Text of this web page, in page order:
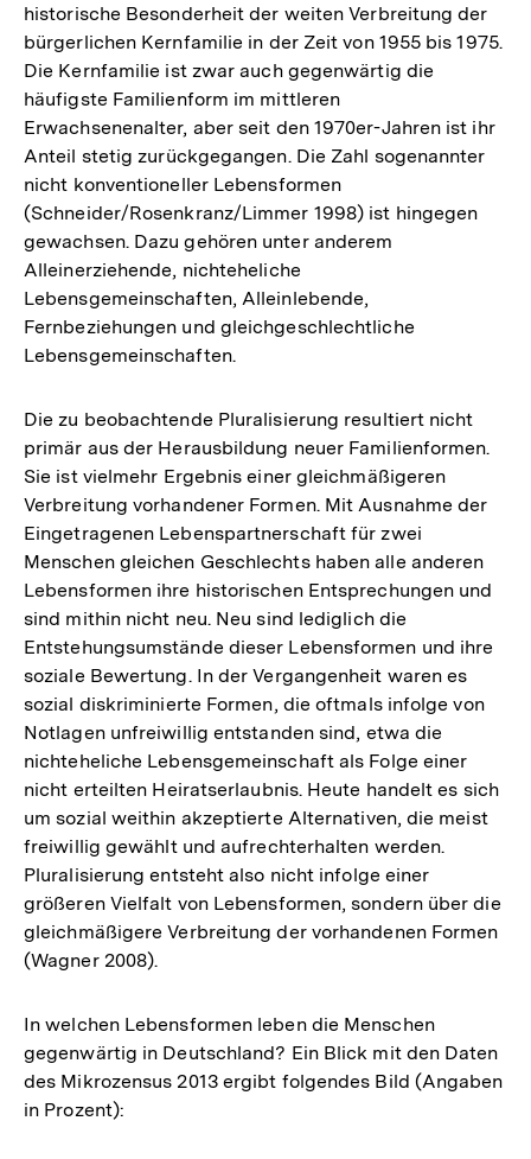
historische Besonderheit der weiten Verbreitung der
bürgerlichen Kernfamilie in der Zeit von 1955 bis 1975.
Die Kernfamilie ist zwar auch gegenwärtig die
häufigste Familienform im mittleren
Erwachsenenalter, aber seit den 1970er-Jahren ist ihr
Anteil stetig zurückgegangen. Die Zahl sogenannter
nicht konventioneller Lebensformen
(Schneider/Rosenkranz/Limmer 1998) ist hingegen
gewachsen. Dazu gehören unter anderem
Alleinerziehende, nichteheliche
Lebensgemeinschaften, Alleinlebende,
Fernbeziehungen und gleichgeschlechtliche
Lebensgemeinschaften.
Die zu beobachtende Pluralisierung resultiert nicht
primär aus der Herausbildung neuer Familienformen.
Sie ist vielmehr Ergebnis einer gleichmäßigeren
Verbreitung vorhandener Formen. Mit Ausnahme der
Eingetragenen Lebenspartnerschaft für zwei
Menschen gleichen Geschlechts haben alle anderen
Lebensformen ihre historischen Entsprechungen und
sind mithin nicht neu. Neu sind lediglich die
Entstehungsumstände dieser Lebensformen und ihre
soziale Bewertung. In der Vergangenheit waren es
sozial diskriminierte Formen, die oftmals infolge von
Notlagen unfreiwillig entstanden sind, etwa die
nichteheliche Lebensgemeinschaft als Folge einer
nicht erteilten Heiratserlaubnis. Heute handelt es sich
um sozial weithin akzeptierte Alternativen, die meist
freiwillig gewählt und aufrechterhalten werden.
Pluralisierung entsteht also nicht infolge einer
größeren Vielfalt von Lebensformen, sondern über die
gleichmäßigere Verbreitung der vorhandenen Formen
(Wagner 2008).
In welchen Lebensformen leben die Menschen
gegenwärtig in Deutschland? Ein Blick mit den Daten
des Mikrozensus 2013 ergibt folgendes Bild (Angaben
in Prozent):